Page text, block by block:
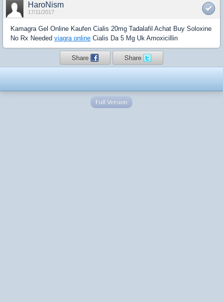
HaroNism
17/11/2017
Kamagra Gel Online Kaufen Cialis 20mg Tadalafil Achat Buy Soloxine
No Rx Needed viagra online Cialis Da 5 Mg Uk Amoxicillin
Share Share
Full Version